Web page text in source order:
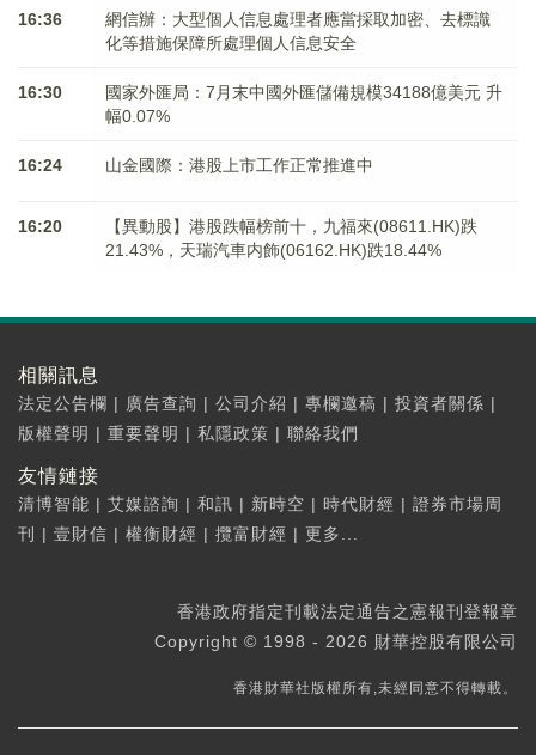
16:36
網信辦：大型個人信息處理者應當採取加密、去標識
化等措施保障所處理個人信息安全
16:30
國家外匯局：7月末中國外匯儲備規模34188億美元 升
幅0.07%
16:24 山金國際：港股上市工作正常推進中
16:20
【異動股】港股跌幅榜前十，九福來(08611.HK)跌
21.43%，天瑞汽車内飾(06162.HK)跌18.44%
相關訊息
法定公告欄 | 廣告查詢 | 公司介紹 | 專欄邀稿 | 投資者關係 |
版權聲明 | 重要聲明 | 私隱政策 | 聯絡我們
友情鏈接
清博智能 | 艾媒諮詢 | 和訊 | 新時空 | 時代財經 | 證券市場周
刊
| 壹財信 | 權衡財經 | 攬富財經 | 更多...
香港政府指定刊載法定通告之憲報刊登報章
Copyright © 1998 - 2026 財華控股有限公司
香港財華社版權所有,未經同意不得轉載。